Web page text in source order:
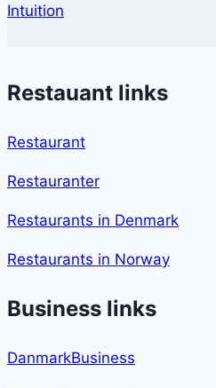
Intuition
Restauant links
Restaurant
Restauranter
Restaurants in Denmark
Restaurants in Norway
Business links
DanmarkBusiness